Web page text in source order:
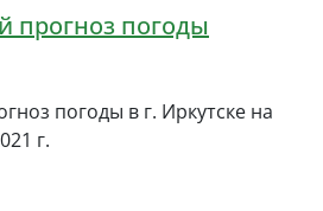
прогноз погоды
погоды в г. Иркутске на
г.